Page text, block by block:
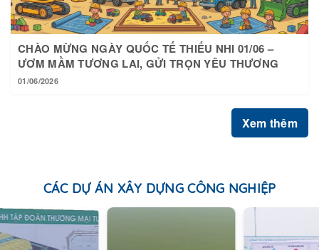
CHÀO MỪNG NGÀY QUỐC TẾ THIẾU NHI 01/06 –
ƯƠM MẦM TƯƠNG LAI, GỬI TRỌN YÊU THƯƠNG
01/06/2026
Xem thêm
CÁC DỰ ÁN XÂY DỰNG CÔNG NGHIỆP